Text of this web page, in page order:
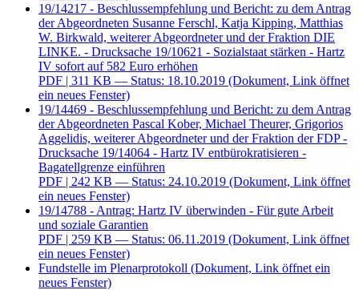
19/14217 - Beschlussempfehlung und Bericht: zu dem Antrag
der Abgeordneten Susanne Ferschl, Katja Kipping, Matthias
W. Birkwald, weiterer Abgeordneter und der Fraktion DIE
LINKE. - Drucksache 19/10621 - Sozialstaat stärken - Hartz
IV sofort auf 582 Euro erhöhen
PDF | 311 KB — Status: 18.10.2019 (Dokument, Link öffnet
ein neues Fenster)
19/14469 - Beschlussempfehlung und Bericht: zu dem Antrag
der Abgeordneten Pascal Kober, Michael Theurer, Grigorios
Aggelidis, weiterer Abgeordneter und der Fraktion der FDP -
Drucksache 19/14064 - Hartz IV entbürokratisieren -
Bagatellgrenze einführen
PDF | 242 KB — Status: 24.10.2019 (Dokument, Link öffnet
ein neues Fenster)
19/14788 - Antrag: Hartz IV überwinden - Für gute Arbeit
und soziale Garantien
PDF | 259 KB — Status: 06.11.2019 (Dokument, Link öffnet
ein neues Fenster)
Fundstelle im Plenarprotokoll (Dokument, Link öffnet ein
neues Fenster)